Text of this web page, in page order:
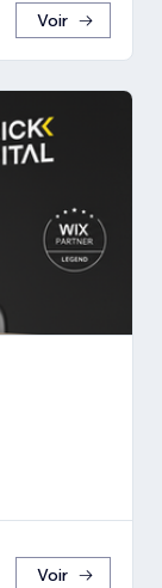
Voir
Voir